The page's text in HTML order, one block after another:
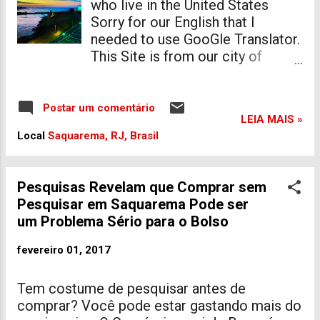
Uma Frequência de 120 Hz, ISSO
Significa Que ELE E Capaz de
reproduzir 120 Quadros por
segundo. O Padrão brasileiro,
AMERICANO, adota Uma
frequência de 60 Hz e Múltiplos
SEUS. Por Esse Motivo, E
COM Frequências de 120 Hz, 240
Hz, 480 Hz, etc. Entretanto, A
PARTIR da Página Outros
conversor TVs conseguem
Múltiplos SEUS. Quanto Maior o
Mais suave E U...
who live in the United States
Sorry for our English that I
needed to use GooGle Translator.
This Site is from our city of
are waiting for you, feel free to
see what you need. Help our
Project, and Welcome. Share our
Site, and comment too, thank you
Postar um comentário
Local Saquarema, RJ, Brasil
LEIA MAIS »
Pesquisas Revelam que Comprar sem
Pesquisar em Saquarema Pode ser
um Problema Sério para o Bolso
fevereiro 01, 2017
Tem costume de pesquisar antes de
comprar? Você pode estar gastando mais do